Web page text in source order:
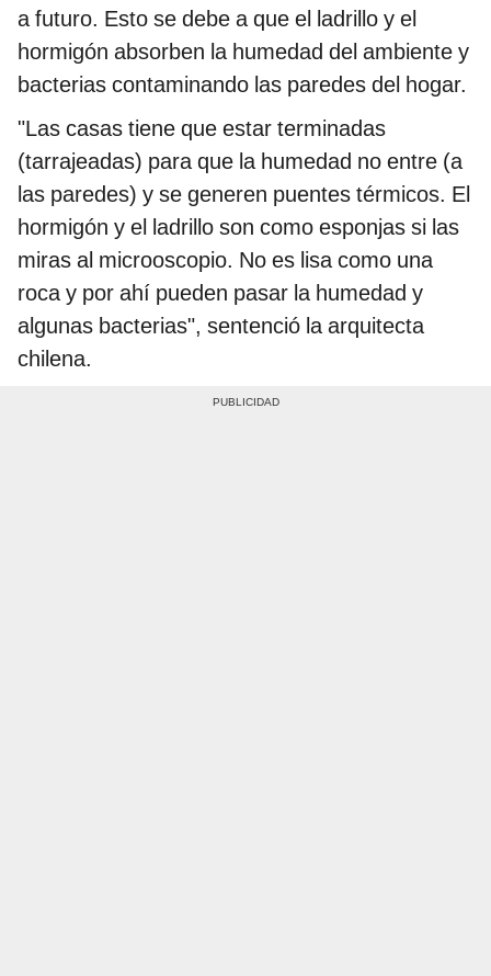
a futuro. Esto se debe a que el ladrillo y el
hormigón absorben la humedad del ambiente y
bacterias contaminando las paredes del hogar.
"Las casas tiene que estar terminadas
(tarrajeadas) para que la humedad no entre (a
las paredes) y se generen puentes térmicos. El
hormigón y el ladrillo son como esponjas si las
miras al microoscopio. No es lisa como una
roca y por ahí pueden pasar la humedad y
algunas bacterias", sentenció la arquitecta
chilena.